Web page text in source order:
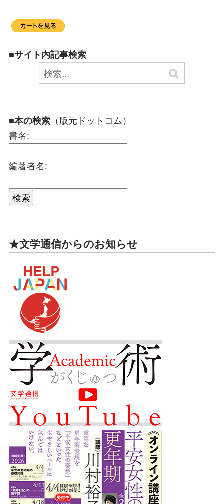
■サイト内記事検索
■本の検索 （版元ドットコム）
書名:
編著者名:
★文学通信からのお知らせ